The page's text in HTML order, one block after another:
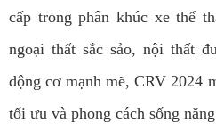
cấp trong phân khúc xe thể
ngoại thất sắc sảo, nội thất
động cơ mạnh mẽ, CRV 2024
tối ưu và phong cách sống